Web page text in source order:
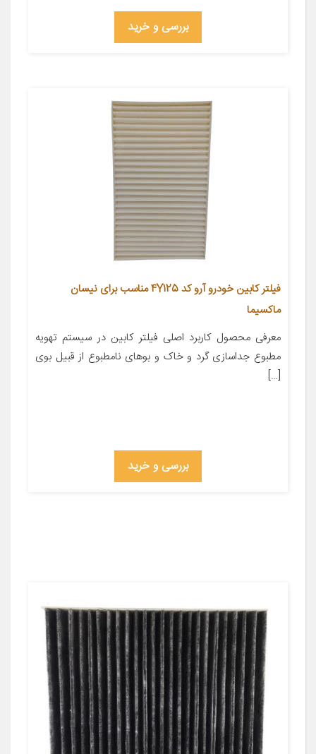
بررسی و خرید
فیلتر کابین خودرو آرو کد 4Y125 مناسب برای نیسان
ماکسیما
معرفی محصول کاربرد اصلی فیلتر کابین در سیستم تهویه
مطبوع جداسازی گرد و خاک و بوهای نامطبوع از قبیل بوی
[…]
بررسی و خرید